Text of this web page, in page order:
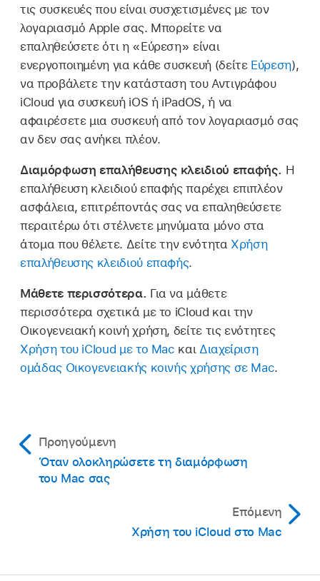
τις συσκευές που είναι συσχετισμένες με τον
λογαριασμό Apple σας. Μπορείτε να
επαληθεύσετε ότι η «Εύρεση» είναι
ενεργοποιημένη για κάθε συσκευή (δείτε Εύρεση),
να προβάλετε την κατάσταση του Αντιγράφου
iCloud για συσκευή iOS ή iPadOS, ή να
αφαιρέσετε μια συσκευή από τον λογαριασμό σας
αν δεν σας ανήκει πλέον.
Διαμόρφωση επαλήθευσης κλειδιού επαφής. Η
επαλήθευση κλειδιού επαφής παρέχει επιπλέον
ασφάλεια, επιτρέποντάς σας να επαληθεύσετε
περαιτέρω ότι στέλνετε μηνύματα μόνο στα
άτομα που θέλετε. Δείτε την ενότητα Χρήση
επαλήθευσης κλειδιού επαφής.
Μάθετε περισσότερα. Για να μάθετε
περισσότερα σχετικά με το iCloud και την
Οικογενειακή κοινή χρήση, δείτε τις ενότητες
Χρήση του iCloud με το Mac και Διαχείριση
ομάδας Οικογενειακής κοινής χρήσης σε Mac.
Προηγούμενη
Όταν ολοκληρώσετε τη διαμόρφωση
του Mac σας
Επόμενη
Χρήση του iCloud στο Mac